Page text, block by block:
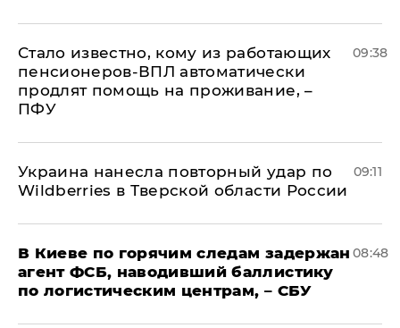
Стало известно, кому из работающих
пенсионеров-ВПЛ автоматически
продлят помощь на проживание, –
ПФУ
09:38
Украина нанесла повторный удар по
Wildberries в Тверской области России
09:11
В Киеве по горячим следам задержан
агент ФСБ, наводивший баллистику
по логистическим центрам, – СБУ
08:48